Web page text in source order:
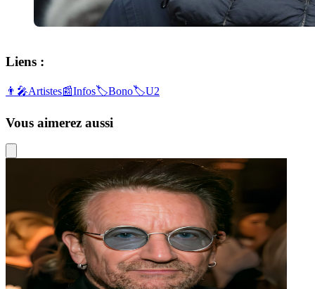
Liens :
👨‍🎤Artistes📰Infos🏷️Bono🏷️U2
Vous aimerez aussi